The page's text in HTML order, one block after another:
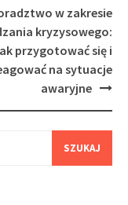
w zakresie
kryzysowego:
przygotować się i
na sytuacje
awaryjne